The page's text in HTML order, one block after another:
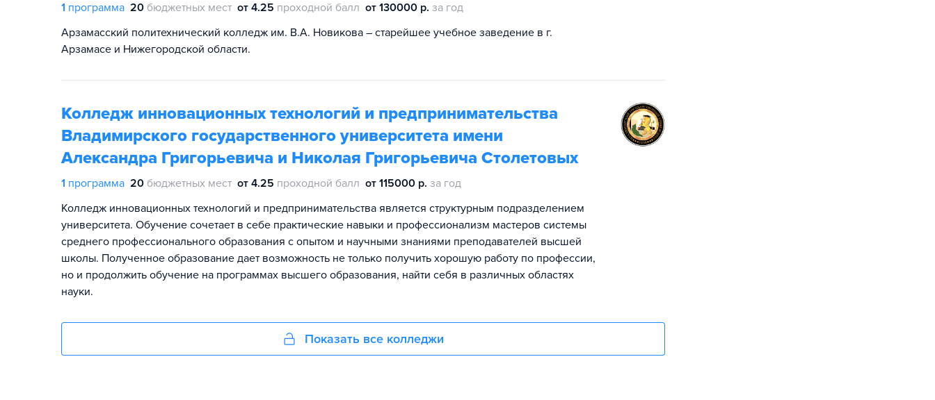
1 программа 20 бюджетных мест от 4.25 проходной балл от 130000 р. за год
Арзамасский политехнический колледж им. В.А. Новикова – старейшее учебное заведение в г.
Арзамасе и Нижегородской области.
Колледж инновационных технологий и предпринимательства
Владимирского государственного университета имени
Александра Григорьевича и Николая Григорьевича Столетовых
1 программа 20 бюджетных мест от 4.25 проходной балл от 115000 р. за год
Колледж инновационных технологий и предпринимательства является структурным подразделением
университета. Обучение сочетает в себе практические навыки и профессионализм мастеров системы
среднего профессионального образования с опытом и научными знаниями преподавателей высшей
школы. Полученное образование дает возможность не только получить хорошую работу по профессии,
но и продолжить обучение на программах высшего образования, найти себя в различных областях
науки.
Показать все колледжи